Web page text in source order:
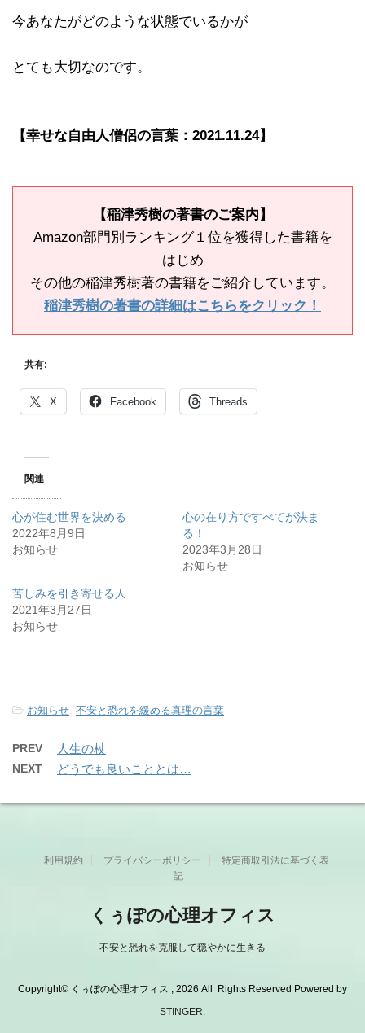
今あなたがどのような状態でいるかが
とても大切なのです。
【幸せな自由人僧侶の言葉：2021.11.24】
【稲津秀樹の著書のご案内】
Amazon部門別ランキング１位を獲得した書籍を
はじめ
その他の稲津秀樹著の書籍をご紹介しています。
稲津秀樹の著書の詳細はこちらをクリック！
共有:
X Facebook Threads
関連
心が住む世界を決める
2022年8月9日
お知らせ
心の在り方ですべてが決ま
る！
2023年3月28日
お知らせ
苦しみを引き寄せる人
2021年3月27日
お知らせ
-お知らせ 不安と恐れを緩める真理の言葉
PREV 人生の杖
NEXT どうでも良いこととは…
利用規約 プライバシーポリシー
特定商取引法に基づく表
記
くぅぽの心理オフィス
不安と恐れを克服して穏やかに生きる
Copyright© くぅぽの心理オフィス , 2026 All Rights Reserved Powered by
STINGER